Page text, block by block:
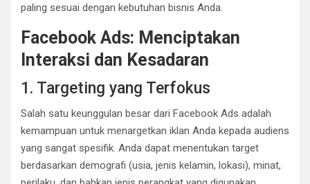
paling sesuai dengan kebutuhan bisnis Anda.
Facebook Ads: Menciptakan
Interaksi dan Kesadaran
1. Targeting yang Terfokus
Salah satu keunggulan besar dari Facebook Ads adalah
kemampuan untuk menargetkan iklan Anda kepada audiens
yang sangat spesifik. Anda dapat menentukan target
berdasarkan demografi (usia, jenis kelamin, lokasi), minat,